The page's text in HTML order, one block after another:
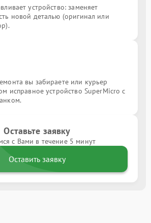
устройство: заменяет
новой деталью (оригинал или
вы забираете или курьер
исправное устройство SuperMicro с
Оставьте заявку
с Вами в течение 5 минут
Оставить заявку